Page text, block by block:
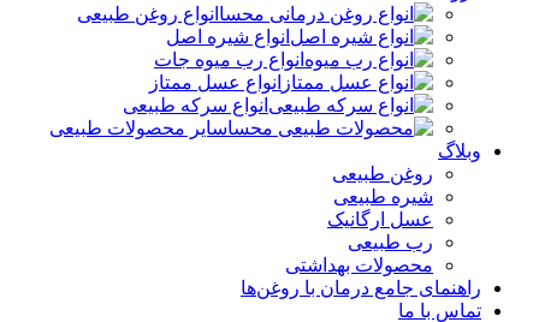
انواع روغن طبیعی
انواع شیره اصل
انواع رب میوه جات
انواع عسل ممتاز
انواع سرکه طبیعی
سایر محصولات طبیعی
وبلاگ
روغن طبیعی
شیره طبیعی
عسل ارگانیک
رب طبیعی
محصولات بهداشتی
راهنمای جامع درمان با روغن‌ها
تماس با ما